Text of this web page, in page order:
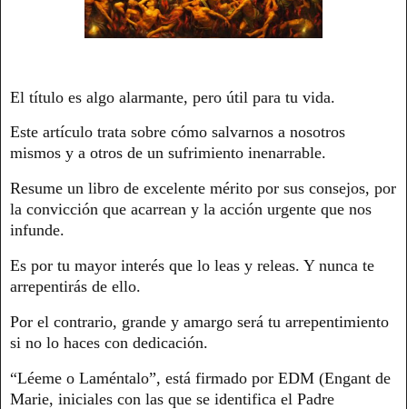
El título es algo alarmante, pero útil para tu vida.
Este artículo trata sobre cómo salvarnos a nosotros
mismos y a otros de un sufrimiento inenarrable.
Resume un libro de excelente mérito por sus consejos, por
la convicción que acarrean y la acción urgente que nos
infunde.
Es por tu mayor interés que lo leas y releas. Y nunca te
arrepentirás de ello.
Por el contrario, grande y amargo será tu arrepentimiento
si no lo haces con dedicación.
“Léeme o Laméntalo”, está firmado por EDM (Engant de
Marie, iniciales con las que se identifica el Padre